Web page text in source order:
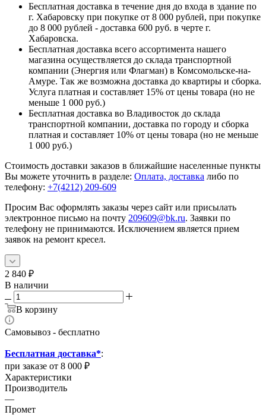
Бесплатная доставка в течение дня до входа в здание по
г. Хабаровску при покупке от 8 000 рублей, при покупке
до 8 000 рублей - доставка 600 руб. в черте г.
Хабаровска.
Бесплатная доставка всего ассортимента нашего
магазина осуществляется до склада транспортной
компании (Энергия или Флагман) в Комсомольске-на-
Амуре. Так же возможна доставка до квартиры и сборка.
Услуга платная и составляет 15% от цены товара (но не
меньше 1 000 руб.)
Бесплатная доставка во Владивосток до склада
транспортной компании, доставка по городу и сборка
платная и составляет 10% от цены товара (но не меньше
1 000 руб.)
Стоимость доставки заказов в ближайшие населенные пункты
Вы можете уточнить в разделе: Оплата, доставка либо по
телефону: +7(4212) 209-609
Просим Вас оформлять заказы через сайт или присылать
электронное письмо на почту 209609@bk.ru. Заявки по
телефону не принимаются. Исключением является прием
заявок на ремонт кресел.
2 840 ₽
В наличии
В корзину
Самовывоз - бесплатно
Бесплатная доставка*:
при заказе от 8 000 ₽
Характеристики
Производитель
—
Промет